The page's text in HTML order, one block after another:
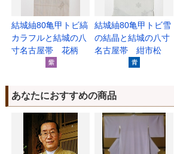
結城紬80亀甲トビ縞
カラフルと結城の八
寸名古屋帯 花柄
結城紬80亀甲トビ雪
の結晶と結城の八寸
名古屋帯 紺市松
あなたにおすすめの商品